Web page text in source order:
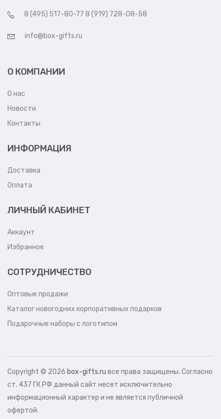
8 (495) 517-80-77 8 (919) 728-08-58
info@box-gifts.ru
О КОМПАНИИ
О нас
Новости
Контакты
ИНФОРМАЦИЯ
Доставка
Оплата
ЛИЧНЫЙ КАБИНЕТ
Аккаунт
Избранное
СОТРУДНИЧЕСТВО
Оптовые продажи
Каталог новогодних корпоративных подарков
Подарочные наборы с логотипом
Copyright © 2026 box-gifts.ru все права защищены. Согласно
ст. 437 ГК РФ данный сайт несет исключительно
информационный характер и не является публичной
офертой.